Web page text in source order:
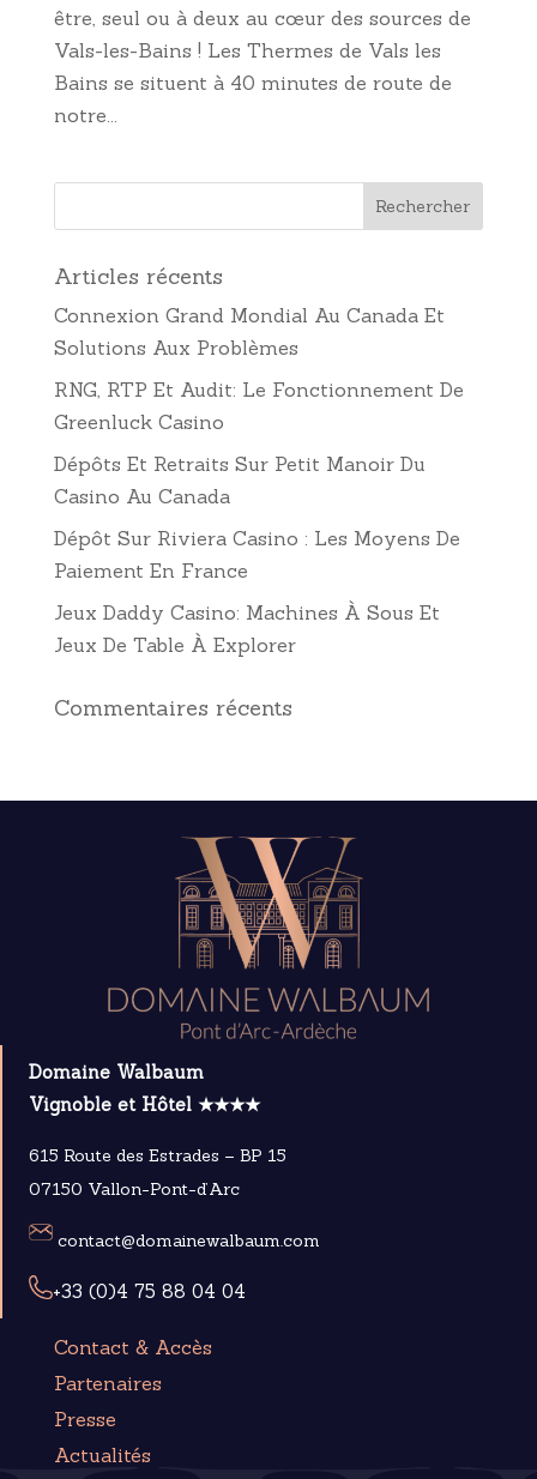
être, seul ou à deux au cœur des sources de
Vals-les-Bains ! Les Thermes de Vals les
Bains se situent à 40 minutes de route de
notre...
Articles récents
Connexion Grand Mondial Au Canada Et
Solutions Aux Problèmes
RNG, RTP Et Audit: Le Fonctionnement De
Greenluck Casino
Dépôts Et Retraits Sur Petit Manoir Du
Casino Au Canada
Dépôt Sur Riviera Casino : Les Moyens De
Paiement En France
Jeux Daddy Casino: Machines À Sous Et
Jeux De Table À Explorer
Commentaires récents
Domaine Walbaum
Vignoble et Hôtel ★★★★
615 Route des Estrades – BP 15
07150 Vallon-Pont-d’Arc
contact@domainewalbaum.com
+33 (0)4 75 88 04 04
Contact & Accès
Partenaires
Presse
Actualités